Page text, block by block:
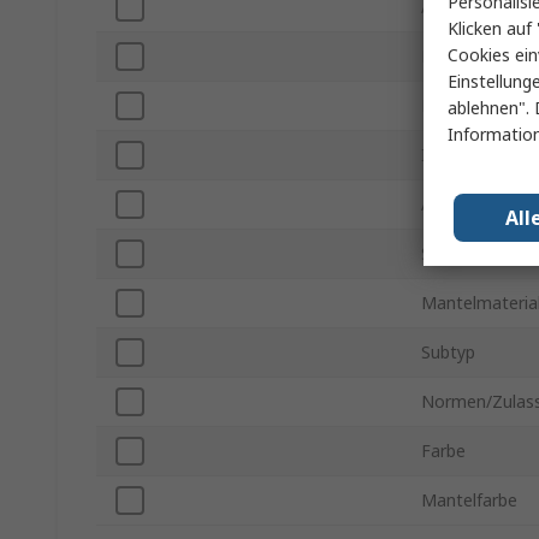
Anzahl der
Netzstecker
Buchsentyp
Spannung
Subtyp
Normen/
Farbe
Mantelfarbe
Klicken
Cookies
ablehnen".